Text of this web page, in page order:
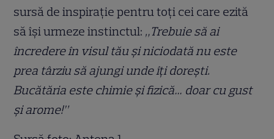
sursă de inspirație pentru toți cei care ezită
să își urmeze instinctul: „Trebuie să ai
încredere în visul tău și niciodată nu este
prea târziu să ajungi unde îți dorești.
Bucătăria este chimie și fizică… doar cu gust
și arome!”